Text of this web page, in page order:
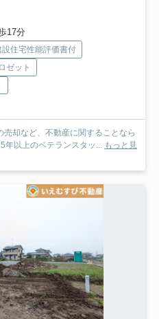
17分
設住宅性能評価書付
ゼット
却など、不動産に関することなら
年以上のベテランスタッ... もっと見